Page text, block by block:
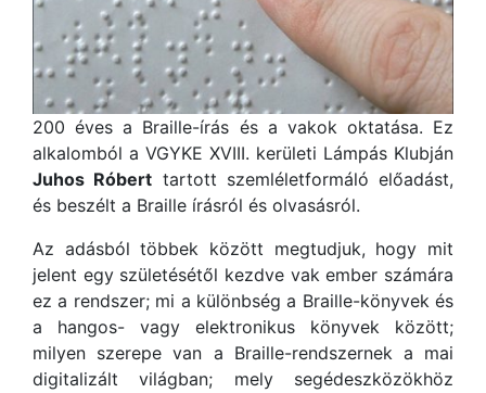
200 éves a Braille-írás és a vakok oktatása. Ez
alkalomból a VGYKE XVIII. kerületi Lámpás Klubján
Juhos Róbert tartott szemléletformáló előadást,
és beszélt a Braille írásról és olvasásról.
Az adásból többek között megtudjuk, hogy mit
jelent egy születésétől kezdve vak ember számára
ez a rendszer; mi a különbség a Braille-könyvek és
a hangos- vagy elektronikus könyvek között;
milyen szerepe van a Braille-rendszernek a mai
digitalizált világban; mely segédeszközökhöz